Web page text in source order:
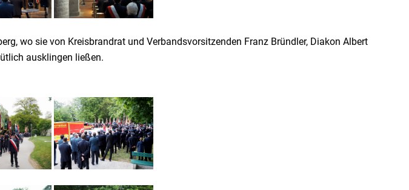
wo sie von Kreisbrandrat und Verbandsvorsitzenden Franz Bründler, Diakon Albert
ausklingen ließen.